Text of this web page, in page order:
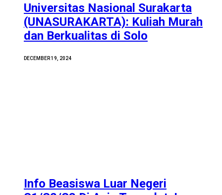
Universitas Nasional Surakarta
(UNASURAKARTA): Kuliah Murah
dan Berkualitas di Solo
DECEMBER 19, 2024
Info Beasiswa Luar Negeri